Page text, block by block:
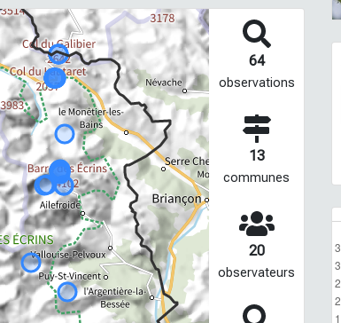
64
observations
13
communes
20
observateurs